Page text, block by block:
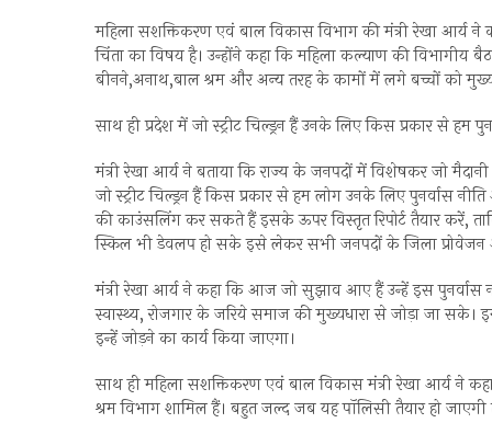
महिला सशक्तिकरण एवं बाल विकास विभाग की मंत्री रेखा आर्य ने
चिंता का विषय है। उन्होंने कहा कि महिला कल्याण की विभागीय
बीनने,अनाथ,बाल श्रम और अन्य तरह के कामों में लगे बच्चों को
साथ ही प्रदेश में जो स्ट्रीट चिल्ड्रन हैं उनके लिए किस प्रकार से हम
मंत्री रेखा आर्य ने बताया कि राज्य के जनपदों में विशेषकर जो
जो स्ट्रीट चिल्ड्रन हैं किस प्रकार से हम लोग उनके लिए पुनर्वास
की काउंसलिंग कर सकते हैं इसके ऊपर विस्तृत रिपोर्ट तैयार करें,
स्किल भी डेवलप हो सके इसे लेकर सभी जनपदों के जिला प्रोवेजन
मंत्री रेखा आर्य ने कहा कि आज जो सुझाव आए हैं उन्हें इस पुनर्वास
स्वास्थ्य, रोजगार के जरिये समाज की मुख्यधारा से जोड़ा जा
इन्हें जोड़ने का कार्य किया जाएगा।
साथ ही महिला सशक्तिकरण एवं बाल विकास मंत्री रेखा आर्य ने
श्रम विभाग शामिल हैं। बहुत जल्द जब यह पॉलिसी तैयार हो